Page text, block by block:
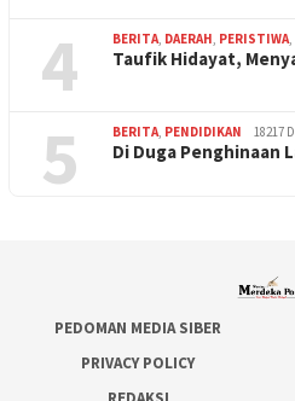
4 BERITA, DAERAH, PERISTIWA,
Taufik Hidayat,
5 BERITA, PENDIDIKAN 18217
Di Duga Penghinaan
PEDOMAN MEDIA SIBER
PRIVACY POLICY